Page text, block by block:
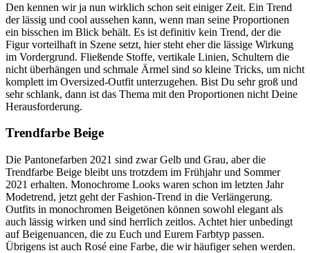
Den kennen wir ja nun wirklich schon seit einiger Zeit. Ein Trend
der lässig und cool aussehen kann, wenn man seine Proportionen
ein bisschen im Blick behält. Es ist definitiv kein Trend, der die
Figur vorteilhaft in Szene setzt, hier steht eher die lässige Wirkung
im Vordergrund. Fließende Stoffe, vertikale Linien, Schultern die
nicht überhängen und schmale Ärmel sind so kleine Tricks, um nicht
komplett im Oversized-Outfit unterzugehen. Bist Du sehr groß und
sehr schlank, dann ist das Thema mit den Proportionen nicht Deine
Herausforderung.
Trendfarbe Beige
Die Pantonefarben 2021 sind zwar Gelb und Grau, aber die
Trendfarbe Beige bleibt uns trotzdem im Frühjahr und Sommer
2021 erhalten. Monochrome Looks waren schon im letzten Jahr
Modetrend, jetzt geht der Fashion-Trend in die Verlängerung.
Outfits in monochromen Beigetönen können sowohl elegant als
auch lässig wirken und sind herrlich zeitlos. Achtet hier unbedingt
auf Beigenuancen, die zu Euch und Eurem Farbtyp passen.
Übrigens ist auch Rosé eine Farbe, die wir häufiger sehen werden.